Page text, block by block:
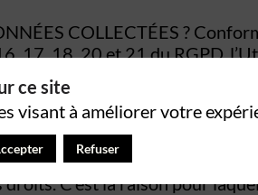
COLLECTÉES ?
17, 18, 20 et 21 du RGPD,
claires, transparentes,
C’est la raison pour
ce site
visant à améliorer votre
Refuser